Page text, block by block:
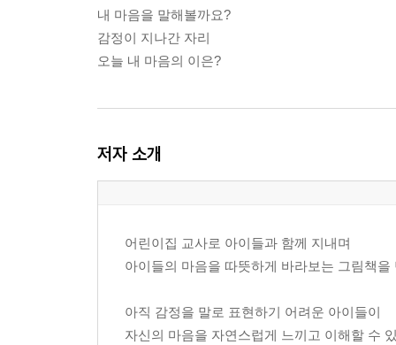
내 마음을 말해볼까요?
감정이 지나간 자리
오늘 내 마음의 이은?
저자 소개
어린이집 교사로 아이들과 함께 지내며
아이들의 마음을 따뜻하게 바라보는 그림책을
아직 감정을 말로 표현하기 어려운 아이들이
자신의 마음을 자연스럽게 느끼고 이해할 수